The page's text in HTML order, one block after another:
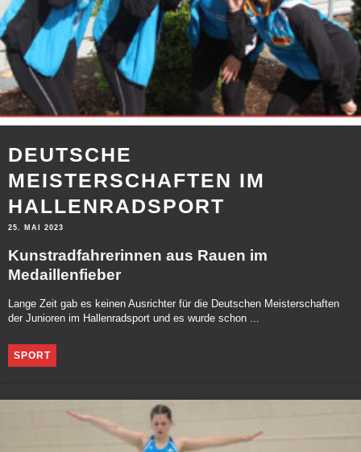
DEUTSCHE
MEISTERSCHAFTEN IM
HALLENRADSPORT
25. MAI 2023
Kunstradfahrerinnen aus Rauen im
Medaillenfieber
Lange Zeit gab es keinen Ausrichter für die Deutschen Meisterschaften
der Junioren im Hallenradsport und es wurde schon ...
SPORT